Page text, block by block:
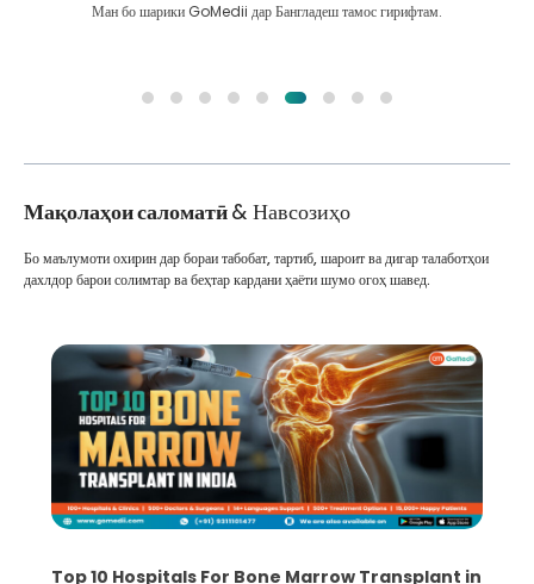
Ман бо шарики GoMedii дар Бангладеш тамос гирифтам.
Мақолаҳои саломатӣ& Навсозиҳо
Бо маълумоти охирин дар бораи табобат, тартиб, шароит ва дигар талаботҳои
дахлдор барои солимтар ва беҳтар кардани ҳаёти шумо огоҳ шавед.
Recognizing Critical Symptoms of a Frontal